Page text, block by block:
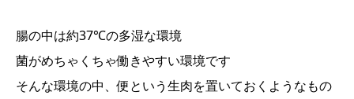
腸の中は約37℃の多湿な環境
菌がめちゃくちゃ働きやすい環境です
そんな環境の中、便という生肉を置いておくようなもの